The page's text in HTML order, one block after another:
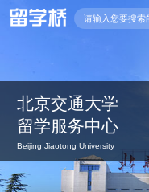
北京交通大学
留学服务中心
Beijing Jiaotong University